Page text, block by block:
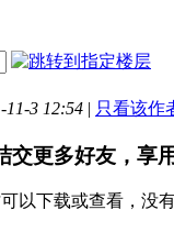
11-3 12:54 | 只看该作
交更多好友，享
以下载或查看，没